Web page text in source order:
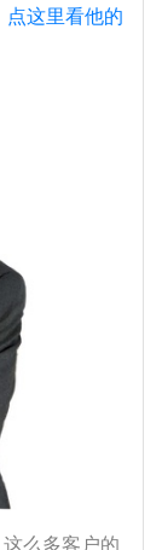
点这里看他的
这么多客户的